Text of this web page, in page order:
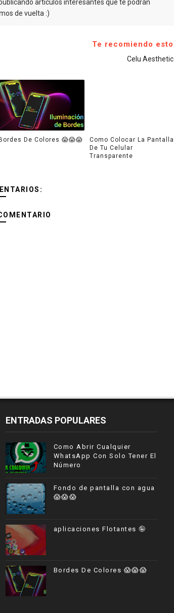
articulos interesantes que te podrán
de vuelta :)
Te recomiendo esto
Celu Aesthetic
De Colores 😱😱😱
Como Colocar La Pantalla
De Tu Celular
Transparente
ENTRADAS POPULARES
Como Abrir Cualquier
WhatsApp Con Solo Tener El
Número
Fondo de pantalla con agua
😱😱😱
aplicaciones Flotantes 🤪
Bordes De Colores 😱😱😱